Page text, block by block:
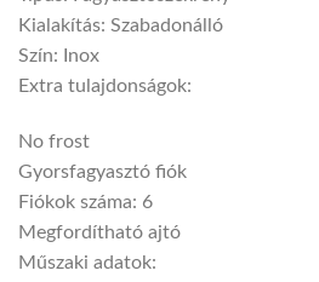
Kialakítás: Szabadonálló
Szín: Inox
Extra tulajdonságok:
No frost
Gyorsfagyasztó fiók
Fiókok száma: 6
Megfordítható ajtó
Műszaki adatok: